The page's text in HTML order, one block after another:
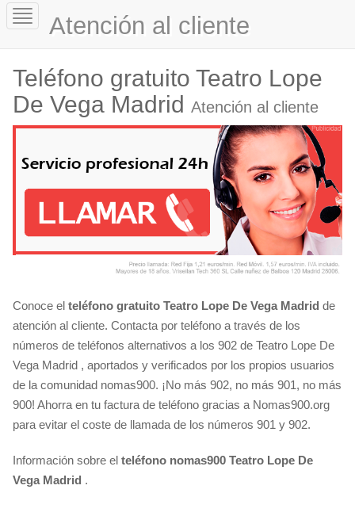
Toggle
navigationAtención al cliente
Teléfono gratuito Teatro Lope
De Vega Madrid Atención al cliente
Conoce el teléfono gratuito Teatro Lope De Vega Madrid de
atención al cliente. Contacta por teléfono a través de los
números de teléfonos alternativos a los 902 de Teatro Lope De
Vega Madrid , aportados y verificados por los propios usuarios
de la comunidad nomas900. ¡No más 902, no más 901, no más
900! Ahorra en tu factura de teléfono gracias a Nomas900.org
para evitar el coste de llamada de los números 901 y 902.
Información sobre el teléfono nomas900 Teatro Lope De
Vega Madrid .